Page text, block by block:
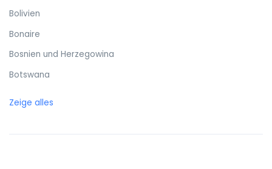
Bolivien
Bonaire
Bosnien und Herzegowina
Botswana
Brunei
Zeige alles